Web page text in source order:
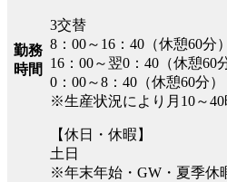
勤務
時間
3交替
8：00～16：40（休憩60分）
16：00～翌0：40（休憩60
0：00～8：40（休憩60分）
※生産状況により月10～40
【休日・休暇】
土日
※年末年始・GW・夏季休